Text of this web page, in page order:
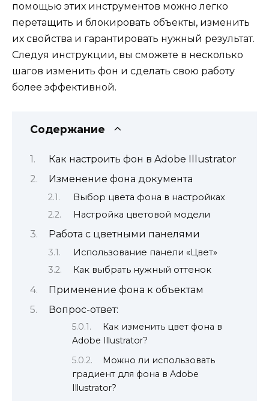
помощью этих инструментов можно легко
перетащить и блокировать объекты, изменить
их свойства и гарантировать нужный результат.
Следуя инструкции, вы сможете в несколько
шагов изменить фон и сделать свою работу
более эффективной.
Содержание
Как настроить фон в Adobe Illustrator
Изменение фона документа
Выбор цвета фона в настройках
Настройка цветовой модели
Работа с цветными панелями
Использование панели «Цвет»
Как выбрать нужный оттенок
Применение фона к объектам
Вопрос-ответ:
Как изменить цвет фона в
Adobe Illustrator?
Можно ли использовать
градиент для фона в Adobe
Illustrator?